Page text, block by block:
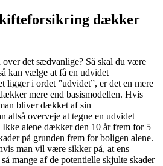
dækker
det sædvanlige? Så skal du være
kan vælge at få en udvidet
ligger i ordet ”udvidet”, er det en mere
mere end basismodellen. Hvis
bliver dækket af sin
altså overveje at tegne en udvidet
alene dækker den 10 år frem for 5
på grunden frem for boligen alene.
man vil være sikker på, at ens
mange af de potentielle skjulte skader